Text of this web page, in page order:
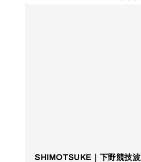
SHIMOTSUKE｜下野競技波